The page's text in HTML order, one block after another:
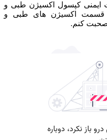
ایمنی کپسول اکسیژن طبی و
قسمت اکسیژن های طبی و
صحبت کنم.